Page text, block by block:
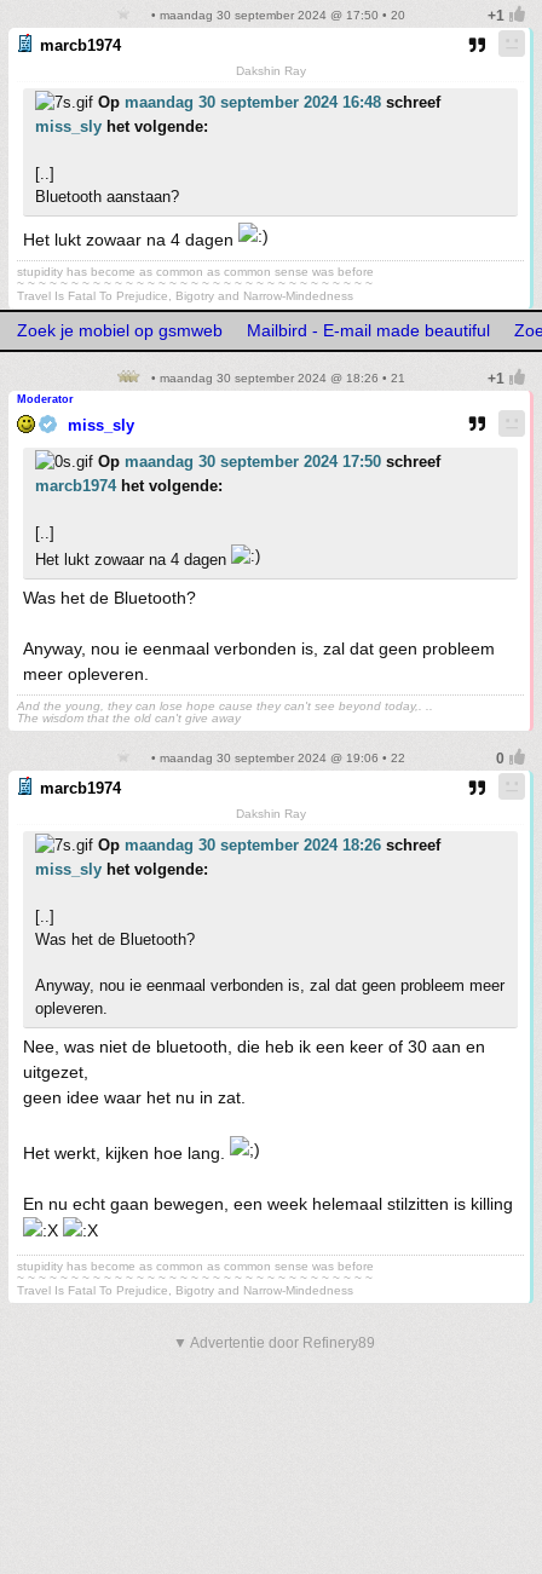
• maandag 30 september 2024 @ 17:50 • 20
marcb1974
Dakshin Ray
Op maandag 30 september 2024 16:48 schreef
miss_sly het volgende:
[..]
Bluetooth aanstaan?
Het lukt zowaar na 4 dagen
stupidity has become as common as common sense was before
~ ~ ~ ~ ~ ~ ~ ~ ~ ~ ~ ~ ~ ~ ~ ~ ~ ~ ~ ~ ~ ~ ~ ~ ~ ~ ~ ~ ~ ~ ~ ~ ~
Travel Is Fatal To Prejudice, Bigotry and Narrow-Mindedness
Zoek je mobiel op gsmweb Mailbird - E-mail made beautiful
• maandag 30 september 2024 @ 18:26 • 21
Moderator
miss_sly
Op maandag 30 september 2024 17:50 schreef
marcb1974het volgende:
[..]
Het lukt zowaar na 4 dagen
Was het de Bluetooth?
Anyway, nou ie eenmaal verbonden is, zal dat geen probleem
meer opleveren.
And the young, they can lose hope cause they can't see beyond today,. ..
The wisdom that the old can't give away
• maandag 30 september 2024 @ 19:06 • 22
marcb1974
Dakshin Ray
Op maandag 30 september 2024 18:26 schreef
miss_sly het volgende:
[..]
Was het de Bluetooth?
Anyway, nou ie eenmaal verbonden is, zal dat geen probleem meer
opleveren.
Nee, was niet de bluetooth, die heb ik een keer of 30 aan en
uitgezet,
geen idee waar het nu in zat.
Het werkt, kijken hoe lang.
En nu echt gaan bewegen, een week helemaal stilzitten is killing
stupidity has become as common as common sense was before
~ ~ ~ ~ ~ ~ ~ ~ ~ ~ ~ ~ ~ ~ ~ ~ ~ ~ ~ ~ ~ ~ ~ ~ ~ ~ ~ ~ ~ ~ ~ ~ ~
Travel Is Fatal To Prejudice, Bigotry and Narrow-Mindedness
▼ Advertentie door Refinery89